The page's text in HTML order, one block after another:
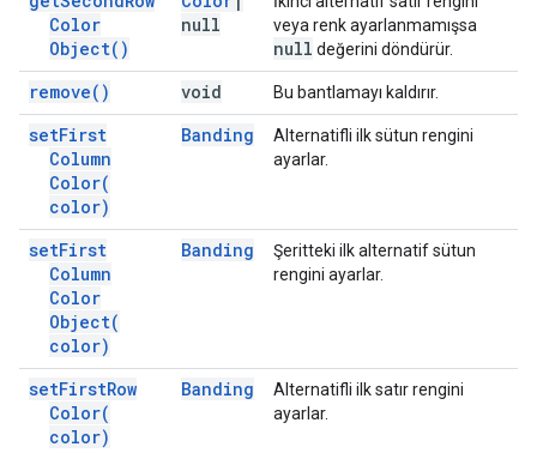
Color
Object( )
null
veya renk ayarlanmamışsa
null değerini döndürür.
remove( ) void Bu bantlamayı kaldırır.
setFirst
Column
Color(
color)
Banding
Alternatifli ilk sütun rengini
ayarlar.
setFirst
Column
Color
Object(
color)
Banding
Şeritteki ilk alternatif sütun
rengini ayarlar.
setFirstRow
Color(
color)
Banding
Alternatifli ilk satır rengini
ayarlar.